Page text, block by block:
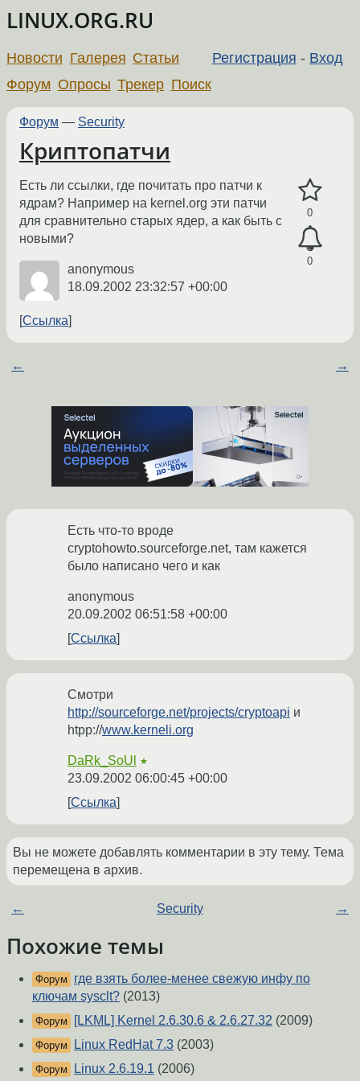
LINUX.ORG.RU
Регистрация - Вход
Новости Галерея Статьи
Форум Опросы Трекер Поиск
Форум — Security
Криптопатчи
0
0
Есть ли ссылки, где почитать про патчи к
ядрам? Например на kernel.org эти патчи
для сравнительно старых ядер, а как быть с
новыми?
anonymous
18.09.2002 23:32:57 +00:00
Ссылка
← →
Есть что-то вроде
cryptohowto.sourceforge.net, там кажется
было написано чего и как
anonymous
20.09.2002 06:51:58 +00:00
Ссылка
Смотри
http://sourceforge.net/projects/cryptoapi и
htpp://www.kerneli.org
DaRk_SoUl ★
23.09.2002 06:00:45 +00:00
Ссылка
Вы не можете добавлять комментарии в эту тему. Тема
перемещена в архив.
← Security →
Похожие темы
Форум
где взять более-менее свежую инфу по
ключам sysclt? (2013)
Форум [LKML] Kernel 2.6.30.6 & 2.6.27.32 (2009)
Форум Linux RedHat 7.3 (2003)
Форум Linux 2.6.19.1 (2006)